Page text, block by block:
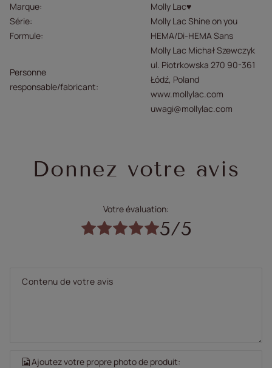
Marque
Molly Lac♥
Série
Molly Lac Shine on you
Formule
HEMA/Di-HEMA Sans
Personne
responsable/fabricant
Molly Lac Michał Szewczyk
ul. Piotrkowska 270 90-361
Łódź, Poland
www.mollylac.com
uwagi@mollylac.com
Donnez votre avis
Votre évaluation:
5/5
Contenu de votre avis
Ajoutez votre propre photo de produit: